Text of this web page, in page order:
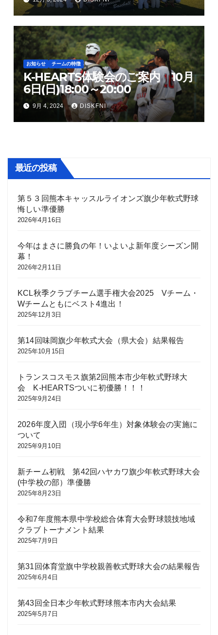
お知らせ チームの特徴
K-HEARTS体験会のご案内 10月
6日(日)18:00～20:00
9月 4, 2024 DISKFNI
最近の投稿
第５３回熊本キャッスルライオンズ旗少年軟式野球
悔しい準優勝
2026年4月16日
今年はまさに勝負の年！いよいよ新年度シーズン開
幕！
2026年2月11日
KCL秋季クラブチーム選手権大会2025 Vチーム・
Wチームともにベスト4進出！
2025年12月3日
第14回味岡旗少年軟式大会（県大会）結果報告
2025年10月15日
トランスコスモス旗第2回熊本市少年軟式野球大
会 K-HEARTSついに初優勝！！！
2025年9月24日
2026年度入団（現小学6年生）対象体験会の実施に
ついて
2025年9月10日
新チーム初戦 第42回ハヤカワ旗少年軟式野球大会
(中学校の部）準優勝
2025年8月23日
令和7年度熊本県中学校総合体育大会野球競技地域
クラブトーナメント結果
2025年7月9日
第31回体育堂旗中学校親善軟式野球大会の結果報告
2025年6月4日
第43回全日本少年軟式野球熊本市内大会結果
2025年5月7日